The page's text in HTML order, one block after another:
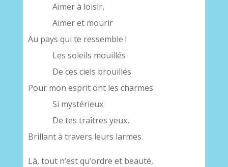
Aimer à loisir,
Aimer et mourir
Au pays qui te ressemble !
Les soleils mouillés
De ces ciels brouillés
Pour mon esprit ont les charmes
Si mystérieux
De tes traîtres yeux,
Brillant à travers leurs larmes.
Là, tout n’est qu’ordre et beauté,